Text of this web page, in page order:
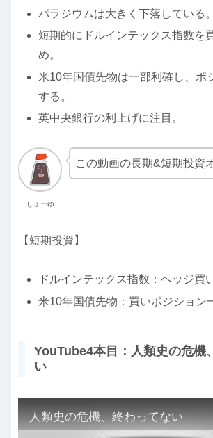
パラジウムは大きく下落している。
短期的にドルインテックス指数を
め。
米10年国債先物は一部利確し、ポ
する。
英中央銀行の利上げに注目。
しょーゆ
この動画の長期&短期投資
【短期投資】
ドルインテックス指数：ヘッジ買
米10年国債先物：買いポジション
YouTube4本目：人類史の危機
い
人類史の危機、終わってない